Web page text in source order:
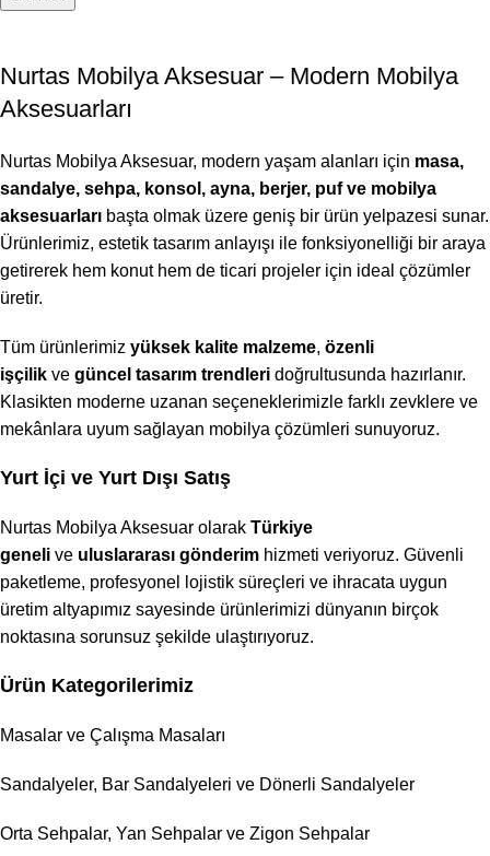
Nurtas Mobilya Aksesuar – Modern Mobilya
Aksesuarları
Nurtas Mobilya Aksesuar, modern yaşam alanları için masa,
sandalye, sehpa, konsol, ayna, berjer, puf ve mobilya
aksesuarları başta olmak üzere geniş bir ürün yelpazesi sunar.
Ürünlerimiz, estetik tasarım anlayışı ile fonksiyonelliği bir araya
getirerek hem konut hem de ticari projeler için ideal çözümler
üretir.
Tüm ürünlerimiz yüksek kalite malzeme, özenli
işçilik ve güncel tasarım trendleri doğrultusunda hazırlanır.
Klasikten moderne uzanan seçeneklerimizle farklı zevklere ve
mekânlara uyum sağlayan mobilya çözümleri sunuyoruz.
Yurt İçi ve Yurt Dışı Satış
Nurtas Mobilya Aksesuar olarak Türkiye
geneli ve uluslararası gönderim hizmeti veriyoruz. Güvenli
paketleme, profesyonel lojistik süreçleri ve ihracata uygun
üretim altyapımız sayesinde ürünlerimizi dünyanın birçok
noktasına sorunsuz şekilde ulaştırıyoruz.
Ürün Kategorilerimiz
Masalar ve Çalışma Masaları
Sandalyeler, Bar Sandalyeleri ve Dönerli Sandalyeler
Orta Sehpalar, Yan Sehpalar ve Zigon Sehpalar